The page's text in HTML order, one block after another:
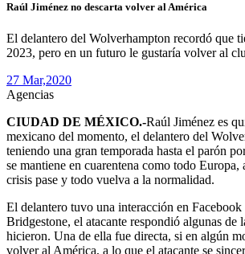
Raúl Jiménez no descarta volver al América
El delantero del Wolverhampton recordó que
2023, pero en un futuro le gustaría volver al
27 Mar,2020
Agencias
CIUDAD DE MÉXICO.-Raúl Jiménez es
mexicano del momento, el delantero del
teniendo una gran temporada hasta el parón
se mantiene en cuarentena como todo Europa,
crisis pase y todo vuelva a la normalidad.
El delantero tuvo una interacción en
Bridgestone, el atacante respondió algunas de
hicieron. Una de ella fue directa, si en algún
volver al América, a lo que el atacante se